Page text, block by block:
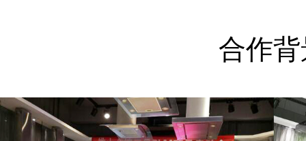
合作